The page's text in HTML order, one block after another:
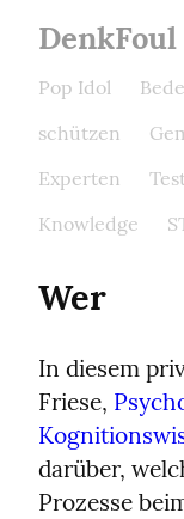
DenkFoul
Pop Idol
schützen
Experten
Knowledge
Wer
In diesem
Friese,
darüber,
Prozesse